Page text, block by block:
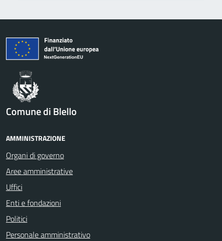
Comune di Blello
AMMINISTRAZIONE
Organi di governo
Aree amministrative
Uffici
Enti e fondazioni
Politici
Personale amministrativo